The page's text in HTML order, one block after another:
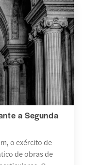
a Segunda
o exército de
de obras de